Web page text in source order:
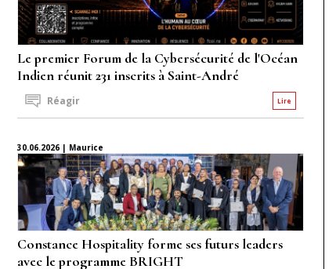
Le premier Forum de la Cybersécurité de l'Océan
Indien réunit 231 inscrits à Saint-André
Lire
Réagir
30.06.2026 | Maurice
Constance Hospitality forme ses futurs leaders
avec le programme BRIGHT